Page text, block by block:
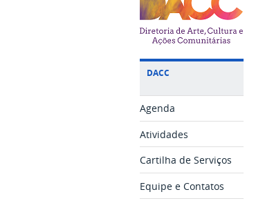
DACC
Agenda
Atividades
Cartilha de Serviços
Equipe e Contatos